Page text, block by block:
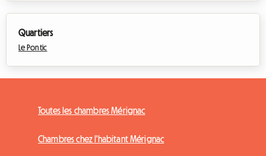
Quartiers
Le Pontic
Toutes les chambres Mérignac
Chambres chez l'habitant Mérignac